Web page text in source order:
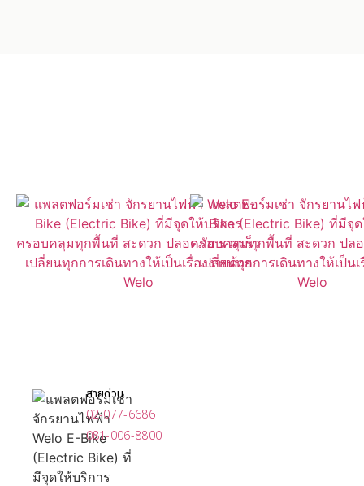
สายด่วน
02-077-6686
081-006-8800